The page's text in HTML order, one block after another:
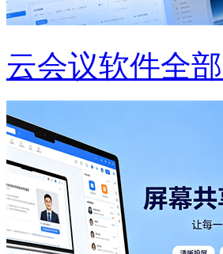
云会议软件全